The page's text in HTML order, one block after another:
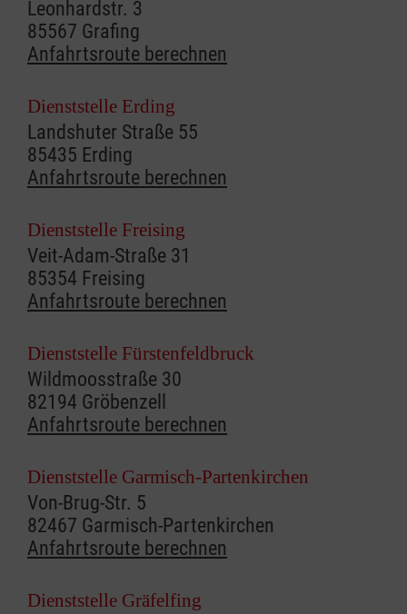
Leonhardstr. 3
85567 Grafing
Anfahrtsroute berechnen
Dienststelle Erding
Landshuter Straße 55
85435 Erding
Anfahrtsroute berechnen
Dienststelle Freising
Veit-Adam-Straße 31
85354 Freising
Anfahrtsroute berechnen
Dienststelle Fürstenfeldbruck
Wildmoosstraße 30
82194 Gröbenzell
Anfahrtsroute berechnen
Dienststelle Garmisch-Partenkirchen
Von-Brug-Str. 5
82467 Garmisch-Partenkirchen
Anfahrtsroute berechnen
Dienststelle Gräfelfing